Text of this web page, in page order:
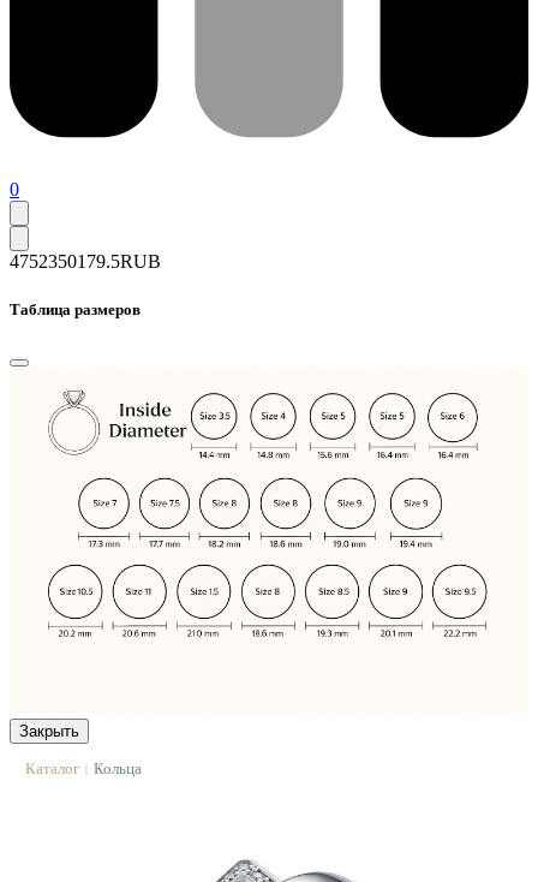
0
4752350179.5RUB
Таблица размеров
Закрыть
Каталог | Кольца